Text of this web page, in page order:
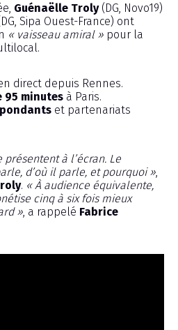
Guénaëlle Troly(DG, Novo19)
Sipa Ouest-France) ont
« vaisseau amiral » pour la
direct depuis Rennes.
95 minutes à Paris.
et partenariats
à l’écran. Le
d’où il parle, et pourquoi »
. « À audience équivalente,
cinq à six fois mieux
» , a rappelé Fabrice